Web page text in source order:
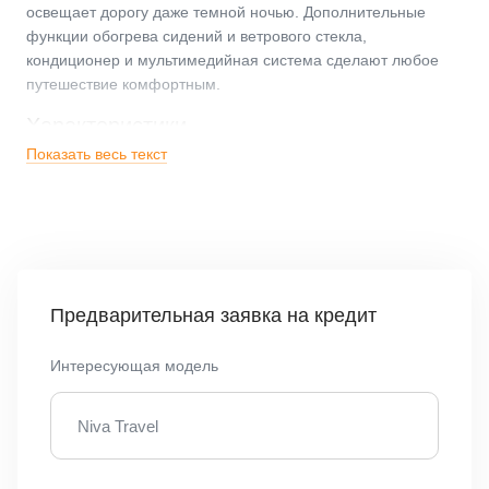
освещает дорогу даже темной ночью. Дополнительные
функции обогрева сидений и ветрового стекла,
кондиционер и мультимедийная система сделают любое
путешествие комфортным.
Характеристики
Расход топлива при смешанном цикле —10,2 л на
Трансмиссия — 5МТ
препятствий, как и у вас — причин отказаться проехать по
Показать весь текст
Предварительная заявка на кредит
Интересующая модель
Niva Travel